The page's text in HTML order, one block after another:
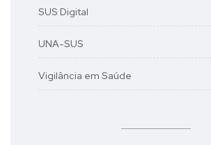
SUS Digital
UNA-SUS
Vigilância em Saúde